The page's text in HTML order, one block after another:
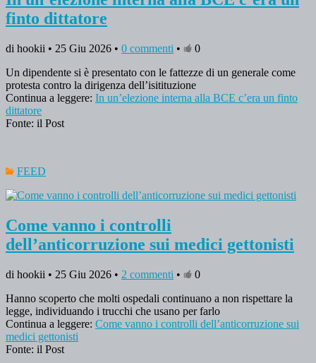
finto dittatore
di hookii • 25 Giu 2026 • 0 commenti •
0
Un dipendente si è presentato con le fattezze di un generale come
protesta contro la dirigenza dell’isitituzione
Continua a leggere: In un’elezione interna alla BCE c’era un finto
dittatore
Fonte: il Post
FEED
Come vanno i controlli
dell’anticorruzione sui medici gettonisti
di hookii • 25 Giu 2026 • 2 commenti •
0
Hanno scoperto che molti ospedali continuano a non rispettare la
legge, individuando i trucchi che usano per farlo
Continua a leggere: Come vanno i controlli dell’anticorruzione sui
medici gettonisti
Fonte: il Post